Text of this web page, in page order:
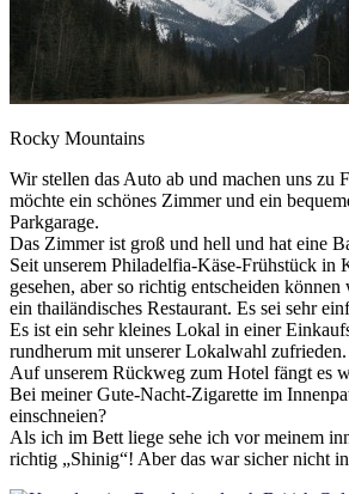
Rocky Mountains
Wir stellen das Auto ab und machen uns
möchte ein schönes Zimmer und ein
Parkgarage.
Das Zimmer ist groß und hell und hat eine
Seit unserem Philadelfia-Käse-Frühstück in
gesehen, aber so richtig entscheiden
ein thailändisches Restaurant. Es sei sehr
Es ist ein sehr kleines Lokal in einer
rundherum mit unserer Lokalwahl zufrieden.
Auf unserem Rückweg zum Hotel fängt es
Bei meiner Gute-Nacht-Zigarette im
einschneien?
Als ich im Bett liege sehe ich vor meinem
richtig „Shinig“! Aber das war sicher nicht